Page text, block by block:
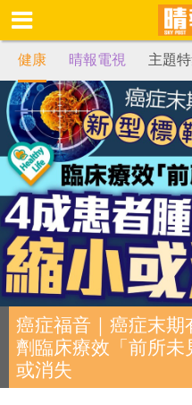
健康 晴報電視 主題
癌症福音｜癌症末
劑臨床療效「前所
或消失